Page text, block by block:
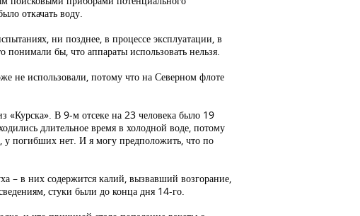
откачать воду.
ни позднее, в процессе эксплуатации, в
бы, что аппараты использовать нельзя.
не использовали, потому что на Северном флоте
«Курска». В 9-м отсеке на 23 человека было 19
длительное время в холодной воде, потому
у погибших нет. И я могу предположить, что по
– в них содержится калий, вызвавший возгорание,
стуки были до конца дня 14-го.